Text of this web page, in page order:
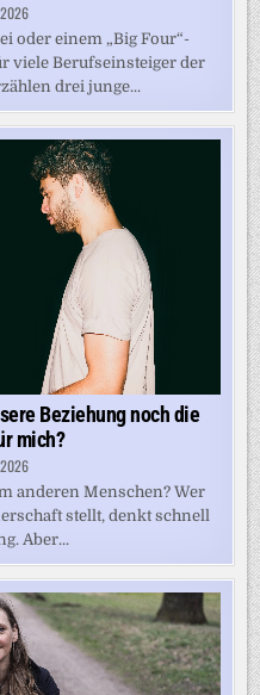
oder einem „Big Four“-
viele Berufseinsteiger der
drei junge...
Beziehung noch die
mich?
anderen Menschen? Wer
stellt, denkt schnell
Aber...